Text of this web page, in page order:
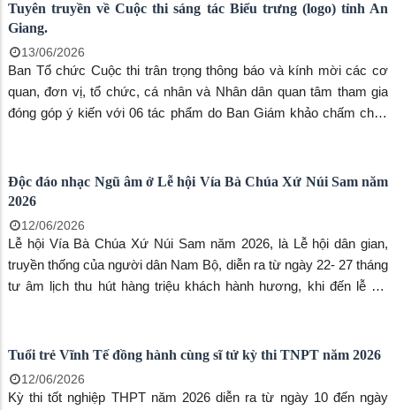
Tuyên truyền về Cuộc thi sáng tác Biểu trưng (logo) tỉnh An
Giang.
13/06/2026
Ban Tổ chức Cuộc thi trân trọng thông báo và kính mời các cơ
quan, đơn vị, tổ chức, cá nhân và Nhân dân quan tâm tham gia
đóng góp ý kiến với 06 tác phẩm do Ban Giám khảo chấm chọn
Độc đáo nhạc Ngũ âm ở Lễ hội Vía Bà Chúa Xứ Núi Sam năm
2026
12/06/2026
Lễ hội Vía Bà Chúa Xứ Núi Sam năm 2026, là Lễ hội dân gian,
truyền thống của người dân Nam Bộ, diễn ra từ ngày 22- 27 tháng
tư âm lịch thu hút hàng triệu khách hành hương, khi đến lễ hội
Thỉnh sắc thần, Lễ Túc yết và Xây chầu, Lễ Chánh tế và Lễ Hồi
sắc.
Tuổi trẻ Vĩnh Tế đồng hành cùng sĩ tử kỳ thi TNPT năm 2026
12/06/2026
Kỳ thi tốt nghiệp THPT năm 2026 diễn ra từ ngày 10 đến ngày